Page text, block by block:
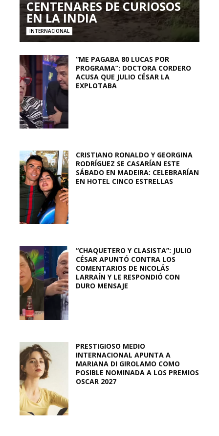
CENTENARES DE CURIOSOS
EN LA INDIA
INTERNACIONAL
“ME PAGABA 80 LUCAS POR
PROGRAMA”: DOCTORA CORDERO
ACUSA QUE JULIO CÉSAR LA
EXPLOTABA
CRISTIANO RONALDO Y GEORGINA
RODRÍGUEZ SE CASARÍAN ESTE
SÁBADO EN MADEIRA: CELEBRARÍAN
EN HOTEL CINCO ESTRELLAS
“CHAQUETERO Y CLASISTA”: JULIO
CÉSAR APUNTÓ CONTRA LOS
COMENTARIOS DE NICOLÁS
LARRAÍN Y LE RESPONDIÓ CON
DURO MENSAJE
PRESTIGIOSO MEDIO
INTERNACIONAL APUNTA A
MARIANA DI GIROLAMO COMO
POSIBLE NOMINADA A LOS PREMIOS
OSCAR 2027